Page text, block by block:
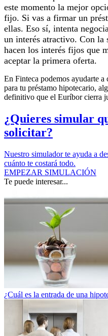
este momento la mejor
fijo. Si vas a firmar un
ellas. Eso sí, intenta
un interés atractivo. Con
hacen los interés fijos que
aceptar la primera oferta.
En Finteca podemos ayudarte
para tu préstamo hipotecario,
definitivo que el Euríbor cierra
¿Quieres simular
solicitar?
Nuestro simulador te ayuda a
cuánto te costará todo.
EMPEZAR SIMULACIÓN
Te puede interesar...
¿Cuál es la entrada de una